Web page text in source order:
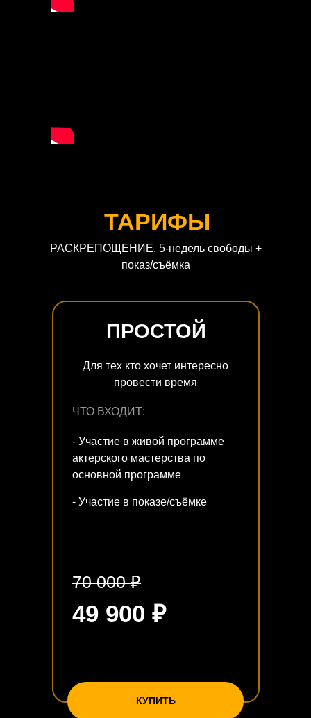
РАСКРЕПОЩЕНИЕ, 5-недель свободы +
показ/съёмка
ТАРИФЫ
ЧТО ВХОДИТ:
ПРОСТОЙ
КУПИТЬ
- Участие в живой программе
актерского мастерства по
основной программе
- Участие в показе/съёмке
70 000 ₽
49 900 ₽
Для тех кто хочет интересно
провести время